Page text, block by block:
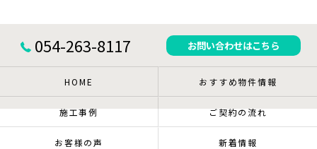
054-263-8117 お問い合わせはこちら
HOME おすすめ物件情報
施工事例 ご契約の流れ
お客様の声 新着情報